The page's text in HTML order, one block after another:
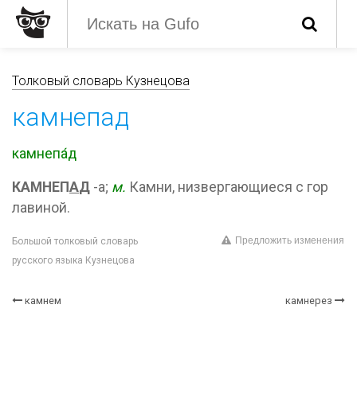
Толковый словарь Кузнецова
камнепад
камнепа́д
КАМНЕПАД -а; м. Камни, низвергающиеся с гор
лавиной.
Большой толковый словарь
русского языка Кузнецова
Предложить изменения
камнем камнерез